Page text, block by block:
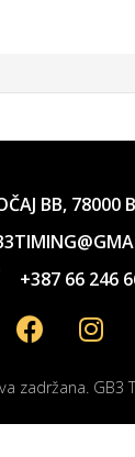
BB, 78000
+387 66 246
zadržana. GB3